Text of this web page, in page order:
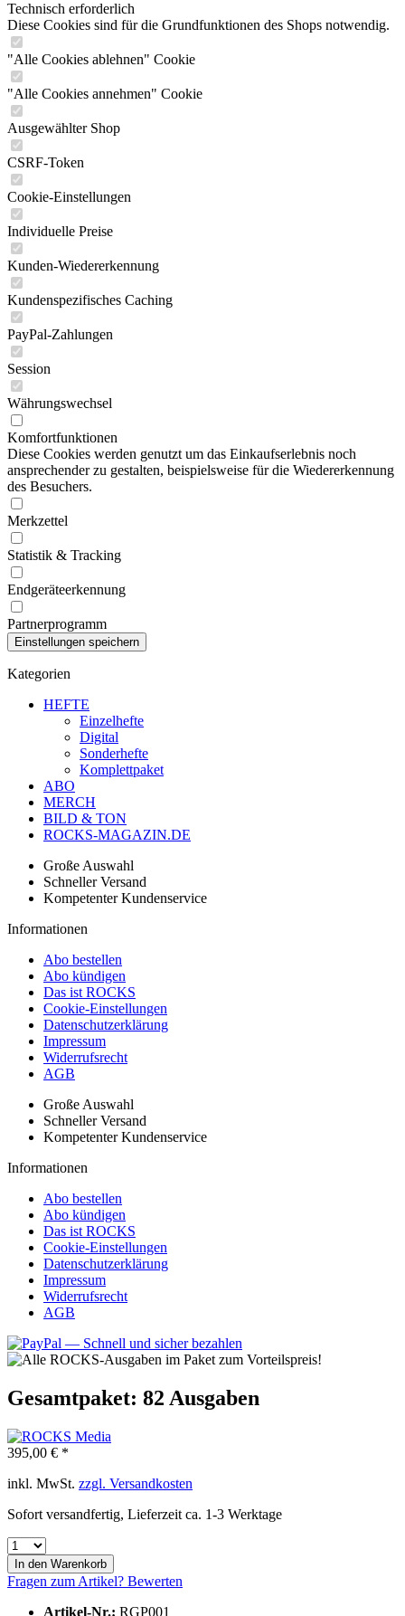
Technisch erforderlich
Diese Cookies sind für die Grundfunktionen des Shops notwendig.
"Alle Cookies ablehnen" Cookie
"Alle Cookies annehmen" Cookie
Ausgewählter Shop
CSRF-Token
Cookie-Einstellungen
Individuelle Preise
Kunden-Wiedererkennung
Kundenspezifisches Caching
PayPal-Zahlungen
Session
Währungswechsel
Komfortfunktionen
Diese Cookies werden genutzt um das Einkaufserlebnis noch
ansprechender zu gestalten, beispielsweise für die Wiedererkennung
des Besuchers.
Merkzettel
Statistik & Tracking
Endgeräteerkennung
Partnerprogramm
Kategorien
HEFTE
Einzelhefte
Digital
Sonderhefte
Komplettpaket
ABO
MERCH
BILD & TON
ROCKS-MAGAZIN.DE
Große Auswahl
Schneller Versand
Kompetenter Kundenservice
Informationen
Abo bestellen
Abo kündigen
Das ist ROCKS
Cookie-Einstellungen
Datenschutzerklärung
Impressum
Widerrufsrecht
AGB
Große Auswahl
Schneller Versand
Kompetenter Kundenservice
Informationen
Abo bestellen
Abo kündigen
Das ist ROCKS
Cookie-Einstellungen
Datenschutzerklärung
Impressum
Widerrufsrecht
AGB
Gesamtpaket: 82 Ausgaben
395,00 € *
inkl. MwSt. zzgl. Versandkosten
Sofort versandfertig, Lieferzeit ca. 1-3 Werktage
In den Warenkorb
Fragen zum Artikel? Bewerten
Artikel-Nr.: RGP001